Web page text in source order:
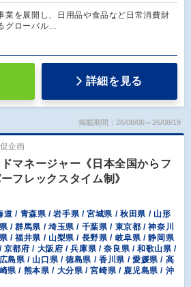
業を展開し、日用品や食品など日常消費財
グローバル…
詳細を見る
掲載期間：26/08/06～26/08/19
企画
マネージャー《日本全国からフ
フレックスタイム制》
道 / 青森県 / 岩手県 / 宮城県 / 秋田県 / 山形
/ 群馬県 / 埼玉県 / 千葉県 / 東京都 / 神奈川
/ 福井県 / 山梨県 / 長野県 / 岐阜県 / 静岡県
都府 / 大阪府 / 兵庫県 / 奈良県 / 和歌山県 /
島県 / 山口県 / 徳島県 / 香川県 / 愛媛県 / 高
県 / 熊本県 / 大分県 / 宮崎県 / 鹿児島県 / 沖